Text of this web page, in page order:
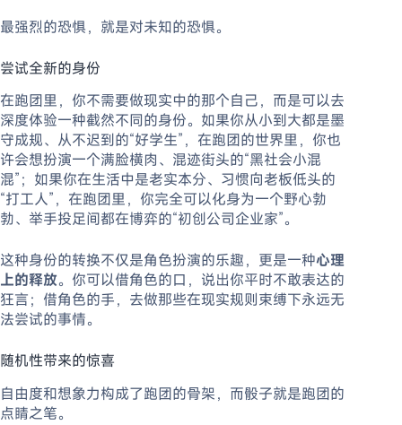
最强烈的恐惧，就是对未知的恐惧。
尝试全新的身份
在跑团里，你不需要做现实中的那个自己，而是可以去
深度体验一种截然不同的身份。如果你从小到大都是墨
守成规、从不迟到的“好学生”，在跑团的世界里，你也
许会想扮演一个满脸横肉、混迹街头的“黑社会小混
混”；如果你在生活中是老实本分、习惯向老板低头的
“打工人”，在跑团里，你完全可以化身为一个野心勃
勃、举手投足间都在博弈的“初创公司企业家”。
这种身份的转换不仅是角色扮演的乐趣，更是一种心理
上的释放。你可以借角色的口，说出你平时不敢表达的
狂言；借角色的手，去做那些在现实规则束缚下永远无
法尝试的事情。
随机性带来的惊喜
自由度和想象力构成了跑团的骨架，而骰子就是跑团的
点睛之笔。